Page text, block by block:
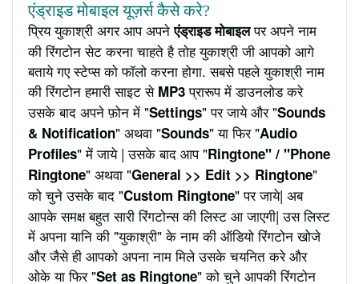
एंड्राइड मोबाइल यूज़र्स कैसे करे?
प्रिय युकाश्री अगर आप अपनेएंड्राइड मोबाइलपर अपने नाम
की रिंगटोन सेट करना चाहते है तोह युकाश्री जी आपको आगे
बताये गए स्टेप्स को फॉलो करना होगा. सबसे पहले युकाश्री नाम
की रिंगटोन हमारी साइट से MP3प्रारूप में डाउनलोड करे
उसके बाद अपने फ़ोन में "Settings" पर जाये और "Sounds
& Notification" अथवा "Sounds" या फिर "Audio
Profiles" में जाये | उसके बाद आप "Ringtone" / "Phone
Ringtone" अथवा "General >> Edit >> Ringtone"
को चुने उसके बाद "Custom Ringtone" पर जाये| अब
आपके समक्ष बहुत सारी रिंगटोन्स की लिस्ट आ जाएगी| उस लिस्ट
में अपना यानि की "युकाश्री" के नाम की ऑडियो रिंगटोन खोजे
और जैसे ही आपको अपना नाम मिले उसके चयनित करे और
ओके या फिर "Set as Ringtone" को चुने आपकी रिंगटोन